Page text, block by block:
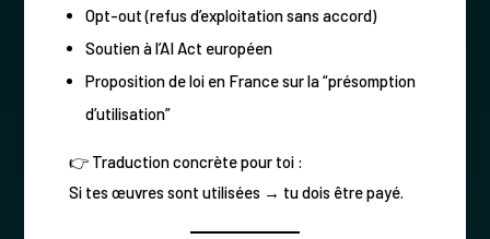
Opt-out (refus d’exploitation sans accord)
Soutien à l’AI Act européen
Proposition de loi en France sur la “présomption
d’utilisation”
👉 Traduction concrète pour toi :
Si tes œuvres sont utilisées → tu dois être payé.